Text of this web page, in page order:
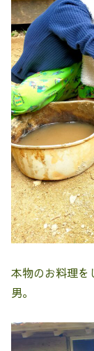
本物のお料理を
男。